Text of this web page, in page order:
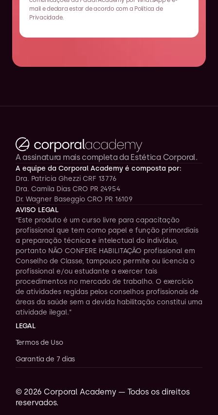
mail e declara estar de acordo com a Política de
Privacidade.
A assinatura mais completa da Estética Corporal.
AVISO LEGAL
“Este produto é um curso livre para capacitação
profissional que tem como papel e função primordiais
a preparação técnica e intelectual do indivíduo,
portanto NÃO CONFERE HABILITAÇÃO profissional em
Conselho de Classe, tampouco permite ou licencia o
profissional e/ou estudante a exercer tais
procedimentos no mercado de trabalho. O exercício
de atividades regidas pelos conselhos profissionais de
áreas da saúde sem a devida habilitação constitui uma
atividade ilegal.”
A equipe da Corporal Academy é composta por:
Dra. Patricia Ghezzi CRF 13776
Dra. Camila Dias CRO PR 24954
Dr. Wagner Baseggio CRO PR 16109
LEGAL
Termos de Uso
Garantia de 7 dias
© 2026 Corporal Academy — Todos os direitos
reservados.